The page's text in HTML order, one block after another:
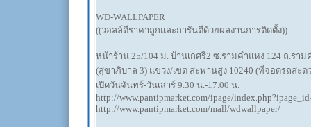
WD-WALLPAPER
((วอลล์ดีราคาถูกและการันตีด้วยผลงานการติดตั้ง))
หน้าร้าน 25/104 ม. บ้านเกศรี2 ซ.รามคำแหง 124 ถ.ราม
(สุขาภิบาล 3) แขวง/เขต สะพานสูง 10240 (ที่จอดรถสะด
เปิดวันจันทร์-วันเสาร์ 9.30 น.-17.00 น.
http://www.pantipmarket.com/ipage/
http://www.pantipmarket.com/mall/wdwallpaper/